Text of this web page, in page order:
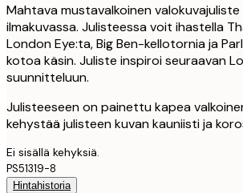
Mahtava mustavalkoinen
ilmakuvassa. Julisteessa voit ihastella
London Eye:ta, Big Ben-kellotornia ja
kotoa käsin. Juliste inspiroi seuraavan
suunnitteluun.
Julisteeseen on painettu kapea
kehystää julisteen kuvan kauniisti ja
Ei sisällä kehyksiä.
PS51319-8
Hintahistoria